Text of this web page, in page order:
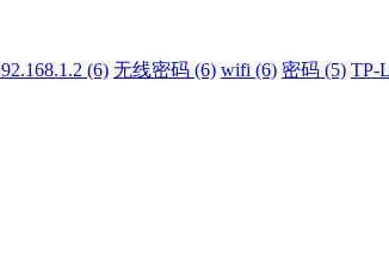
(6) 无线密码 (6) wifi (6) 密码 (5) TP-